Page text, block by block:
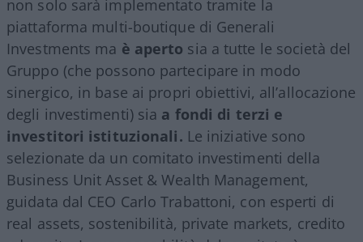
non solo sarà implementato tramite la
piattaforma multi-boutique di Generali
Investments ma è aperto sia a tutte le società del
Gruppo (che possono partecipare in modo
sinergico, in base ai propri obiettivi, all’allocazione
degli investimenti) sia a fondi di terzi e
investitori istituzionali. Le iniziative sono
selezionate da un comitato investimenti della
Business Unit Asset & Wealth Management,
guidata dal CEO Carlo Trabattoni, con esperti di
real assets, sostenibilità, private markets, credito